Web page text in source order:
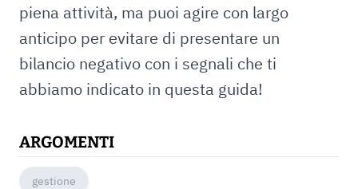
piena attività, ma puoi agire con largo
anticipo per evitare di presentare un
bilancio negativo con i segnali che ti
abbiamo indicato in questa guida!
ARGOMENTI
gestione